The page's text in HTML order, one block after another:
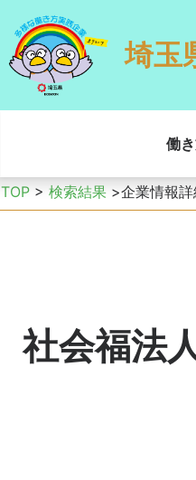
埼玉
働
TOP > 検索結果 >企業情報詳
社会福法